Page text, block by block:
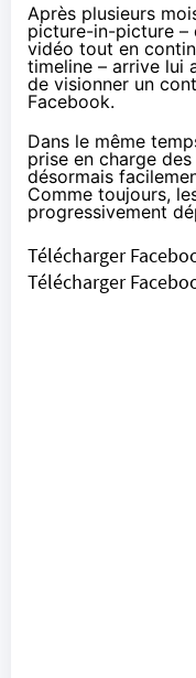
Après plusieurs
picture-in-picture –
vidéo tout en
timeline – arrive lui
de visionner un
Facebook.
Dans le même
prise en charge
désormais
Comme toujours,
progressivement
Télécharger
Télécharger